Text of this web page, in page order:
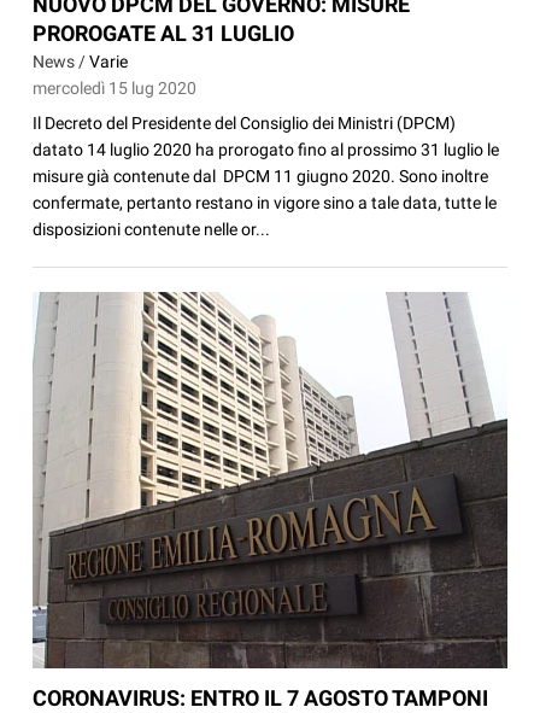
PROROGATE AL 31 LUGLIO
News /Varie
mercoledì 15 lug 2020
Il Decreto del Presidente del Consiglio dei Ministri (DPCM)
datato 14 luglio 2020 ha prorogato fino al prossimo 31 luglio le
misure già contenute dal DPCM 11 giugno 2020. Sono inoltre
confermate, pertanto restano in vigore sino a tale data, tutte le
disposizioni contenute nelle or...
CORONAVIRUS: ENTRO IL 7 AGOSTO TAMPONI